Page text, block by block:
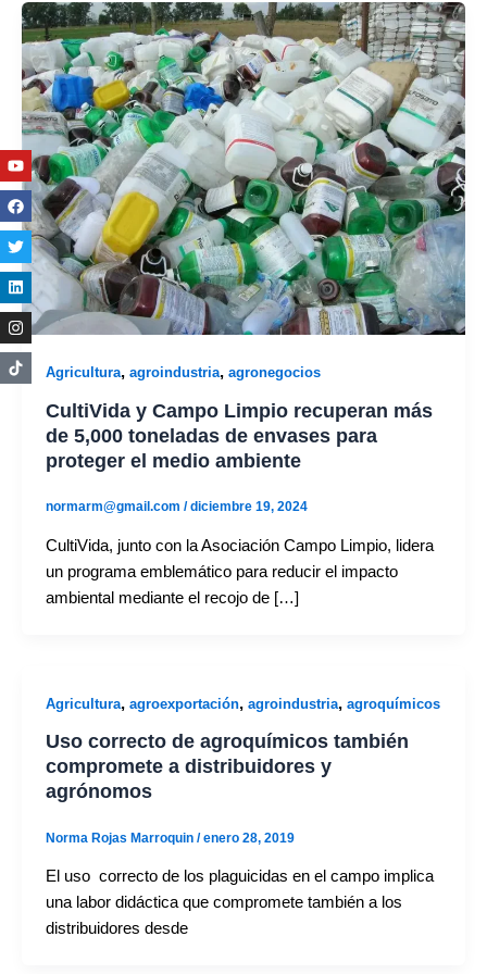
Agricultura, agroindustria, agronegocios
CultiVida y Campo Limpio recuperan más
de 5,000 toneladas de envases para
proteger el medio ambiente
normarm@gmail.com /diciembre 19, 2024
CultiVida, junto con la Asociación Campo Limpio, lidera
un programa emblemático para reducir el impacto
ambiental mediante el recojo de […]
Agricultura, agroexportación, agroindustria, agroquímicos
Uso correcto de agroquímicos también
compromete a distribuidores y
agrónomos
Norma Rojas Marroquin /enero 28, 2019
El uso correcto de los plaguicidas en el campo implica
una labor didáctica que compromete también a los
distribuidores desde
Youtube
Facebook
Twitter
Linkedin
Instagram